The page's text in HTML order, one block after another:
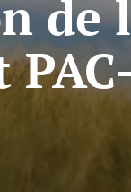
de